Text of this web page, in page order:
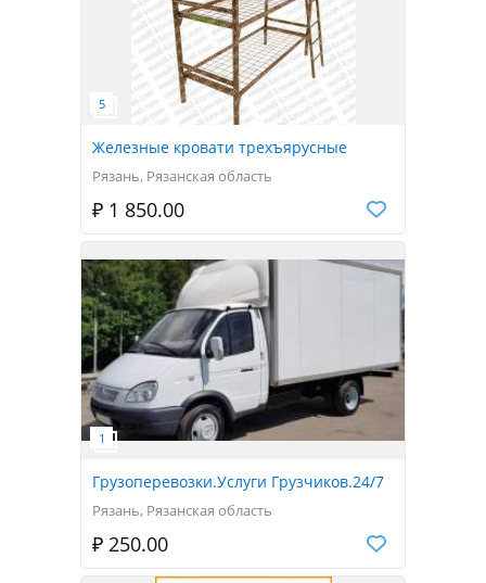
Железные кровати трехъярусные
Рязань, Рязанская область
₽ 1 850.00
Грузоперевозки.Услуги Грузчиков.24/7
Рязань, Рязанская область
₽ 250.00